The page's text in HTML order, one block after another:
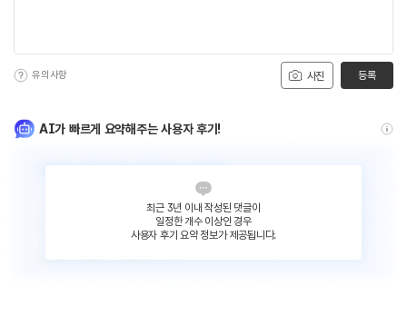
사진
유의사항 등록
AI가 빠르게 요약해주는 사용자 후기!
최근 3년 이내 작성된 댓글이
일정한 개수 이상인 경우
사용자 후기 요약 정보가 제공됩니다.